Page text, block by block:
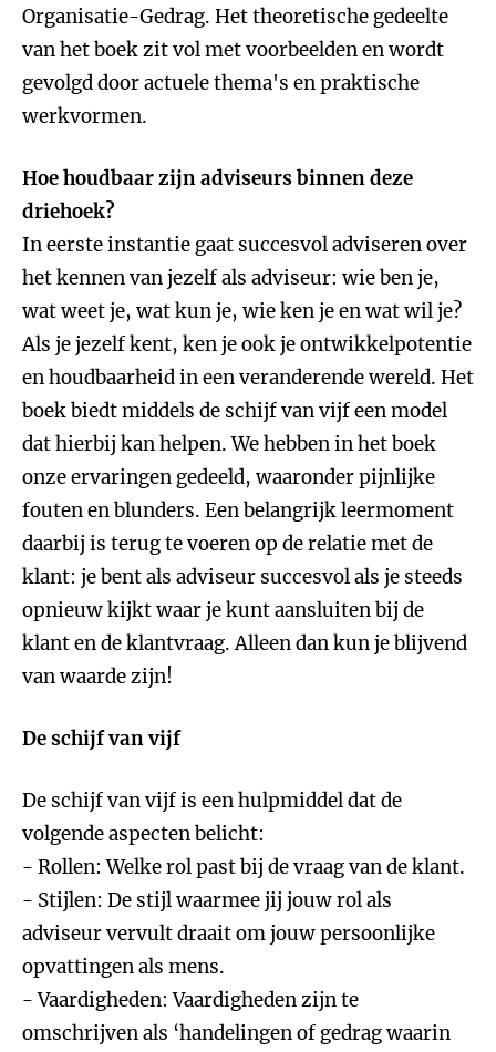
Organisatie-Gedrag. Het theoretische gedeelte
van het boek zit vol met voorbeelden en wordt
gevolgd door actuele thema's en praktische
werkvormen.
Hoe houdbaar zijn adviseurs binnen deze
driehoek?
In eerste instantie gaat succesvol adviseren over
het kennen van jezelf als adviseur: wie ben je,
wat weet je, wat kun je, wie ken je en wat wil je?
Als je jezelf kent, ken je ook je ontwikkelpotentie
en houdbaarheid in een veranderende wereld. Het
boek biedt middels de schijf van vijf een model
dat hierbij kan helpen. We hebben in het boek
onze ervaringen gedeeld, waaronder pijnlijke
fouten en blunders. Een belangrijk leermoment
daarbij is terug te voeren op de relatie met de
klant: je bent als adviseur succesvol als je steeds
opnieuw kijkt waar je kunt aansluiten bij de
klant en de klantvraag. Alleen dan kun je blijvend
van waarde zijn!
De schijf van vijf
De schijf van vijf is een hulpmiddel dat de
volgende aspecten belicht:
- Rollen: Welke rol past bij de vraag van de klant.
- Stijlen: De stijl waarmee jij jouw rol als
adviseur vervult draait om jouw persoonlijke
opvattingen als mens.
- Vaardigheden: Vaardigheden zijn te
omschrijven als ‘handelingen of gedrag waarin